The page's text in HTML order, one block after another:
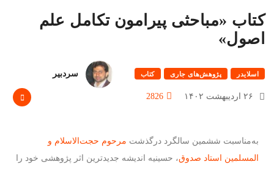
کتاب «مباحثی پیرامون تکامل علم
اصول»
اسلایدر پژوهش‌های جاری کتاب سردبیر
2826
به‌مناسبت ششمین سالگرد درگذشت مرحوم حجت‌الاسلام و
المسلمین استاد صدوق، حسینیه اندیشه جدیدترین اثر پژوهشی خود را